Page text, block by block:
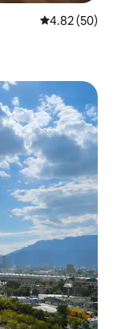
レビュー50
4.82 (50)